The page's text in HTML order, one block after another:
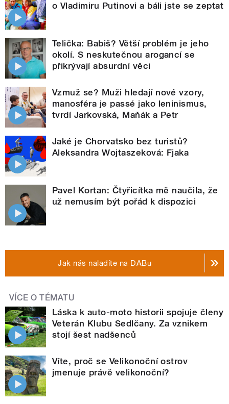
o Vladimiru Putinovi a báli jste se zeptat
Telička: Babiš? Větší problém je jeho
okolí. S neskutečnou arogancí se
přikrývají absurdní věci
Vzmuž se? Muži hledají nové vzory,
manosféra je passé jako leninismus,
tvrdí Jarkovská, Maňák a Petr
Jaké je Chorvatsko bez turistů?
Aleksandra Wojtaszeková: Fjaka
Pavel Kortan: Čtyřicítka mě naučila, že
už nemusím být pořád k dispozici
Jak nás naladíte na DABu
VÍCE O TÉMATU
Láska k auto-moto historii spojuje členy
Veterán Klubu Sedlčany. Za vznikem
stojí šest nadšenců
Víte, proč se Velikonoční ostrov
jmenuje právě velikonoční?